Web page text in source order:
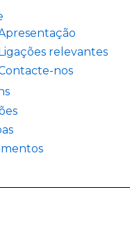
relevantes
nos